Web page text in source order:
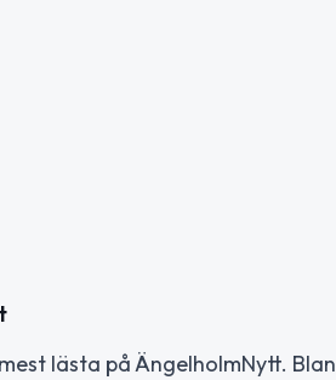
lästa på ÄngelholmNytt.